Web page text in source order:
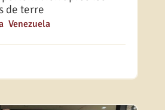
de terre
, Venezuela